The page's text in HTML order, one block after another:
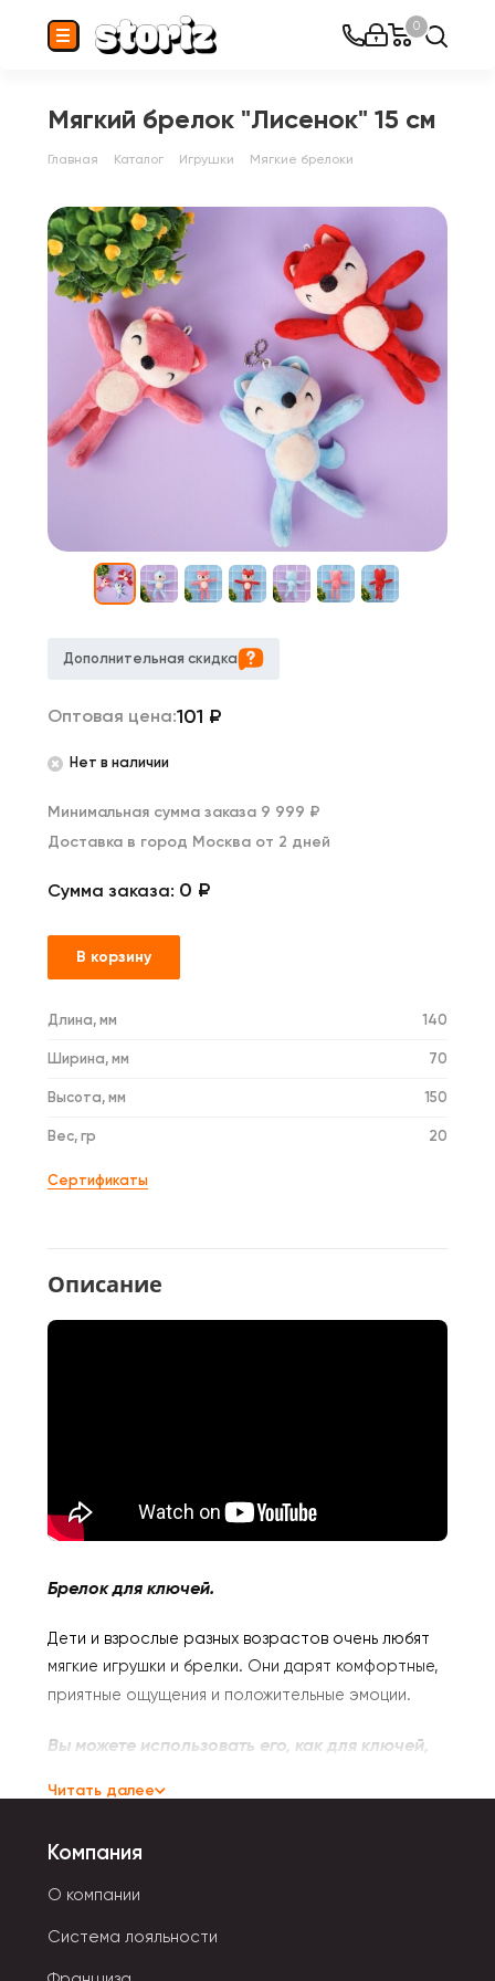
0
Мягкий брелок "Лисенок" 15 см
Главная Каталог Игрушки Мягкие брелоки
Дополнительная скидка
Оптовая цена:101 ₽
Нет в наличии
Минимальная сумма заказа 9 999 ₽
Доставка в город Москва от 2 дней
Сумма заказа: 0 ₽
В корзину
Длина, мм 140
Ширина, мм 70
Высота, мм 150
Вес, гр 20
Сертификаты
Описание
Брелок для ключей.
Дети и взрослые разных возрастов очень любят
мягкие игрушки и брелки. Они дарят комфортные,
приятные ощущения и положительные эмоции.
Вы можете использовать его, как для ключей,
близкого друга или просто веселым подарком.
Мягкий брелок подойдет и взрослым, и детям.
Читать далее
Компания
О компании
Система лояльности